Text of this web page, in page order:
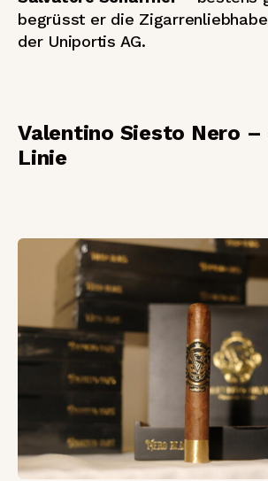
begrüsst er die
der Uniportis AG.
Valentino Siesto Nero –
Linie